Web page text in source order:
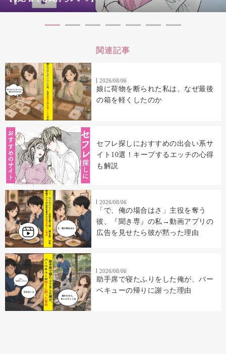
関連記事
2026/08/06
娘に荷物を断られた私は、なぜ最後
の箱を軽くしたのか
セフレ探しにおすすめの出会い系サ
イト10選！キープするエッチの心得
も解説
2026/08/06
「で、俺の場合はさ」主役を奪う
彼、『聞き専』の私→動画アプリの
広告を見せたら彼が黙った理由
2026/08/06
助手席で寝たふりをした俺が、バー
ベキューの帰りに謝った理由